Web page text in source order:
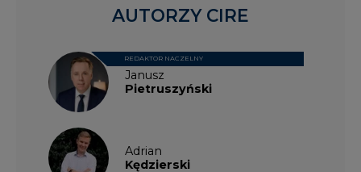
Janusz
Pietruszyński
REDAKTOR NACZELNY
Adrian
Kędzierski
AUTORZY CIRE